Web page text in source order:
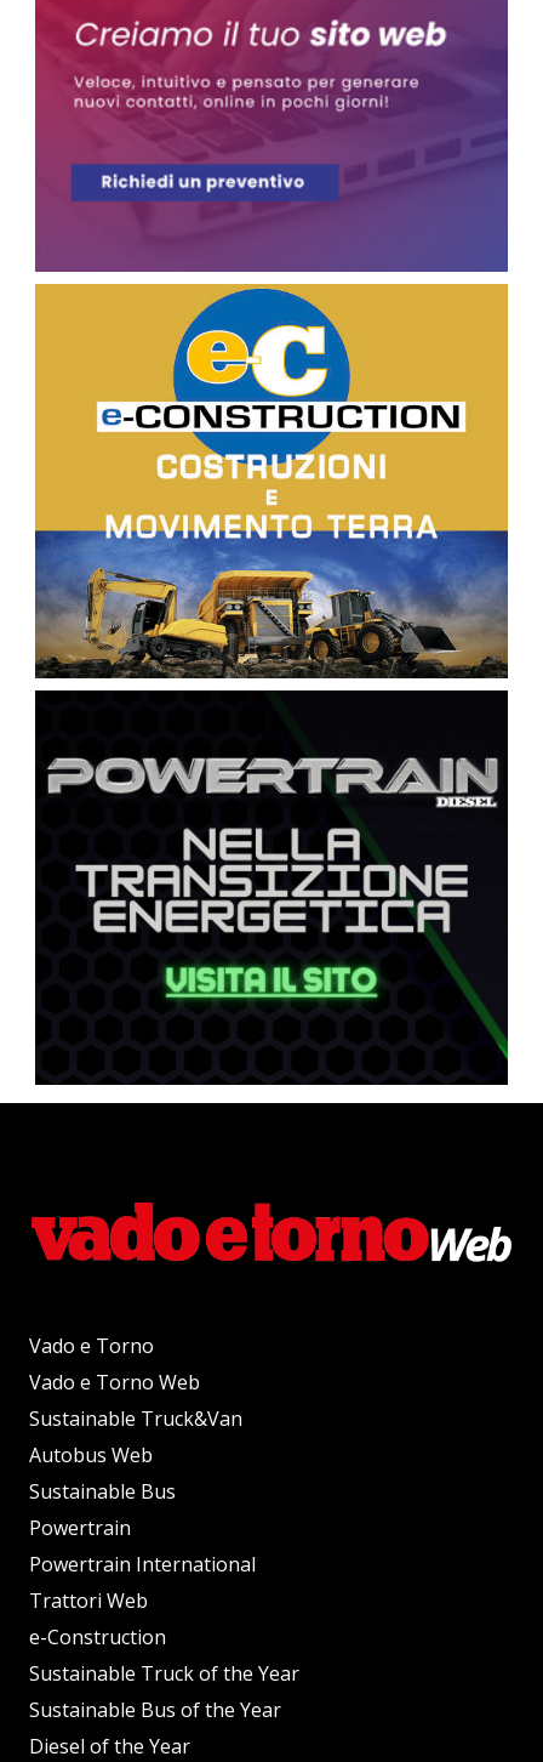
Vado e Torno
Vado e Torno Web
Sustainable Truck&Van
Autobus Web
Sustainable Bus
Powertrain
Powertrain International
Trattori Web
e-Construction
Sustainable Truck of the Year
Sustainable Bus of the Year
Diesel of the Year